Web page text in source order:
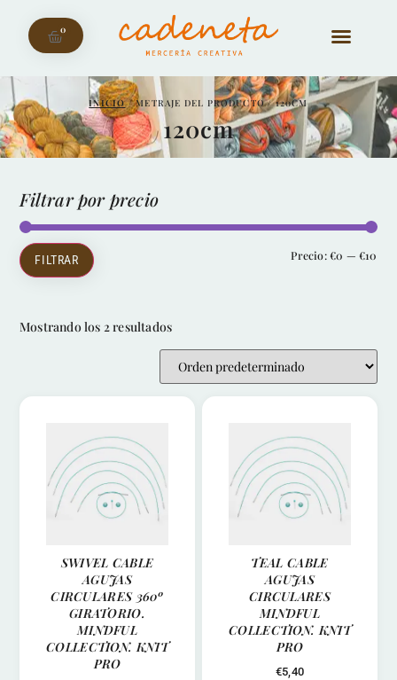
0
INICIO/ METRAJE DEL PRODUCTO / 120CM
120cm
Filtrar por precio
FILTRAR Precio:€0 — €10
Mostrando los 2 resultados
SWIVEL CABLE
AGUJAS
CIRCULARES 360º
GIRATORIO.
MINDFUL
COLLECTION. KNIT
PRO
TEAL CABLE
AGUJAS
CIRCULARES
MINDFUL
COLLECTION. KNIT
PRO
€5,40